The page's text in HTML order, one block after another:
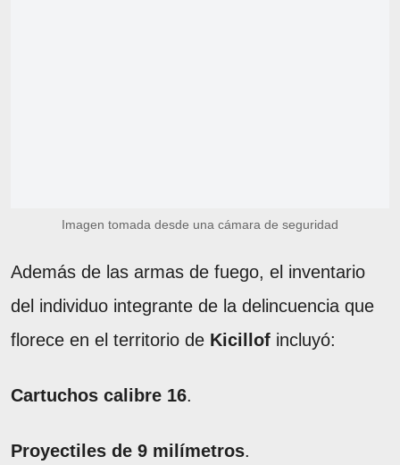
Imagen tomada desde una cámara de seguridad
Además de las armas de fuego, el inventario
del individuo integrante de la delincuencia que
florece en el territorio de Kicillof incluyó:
Cartuchos calibre 16.
Proyectiles de 9 milímetros.